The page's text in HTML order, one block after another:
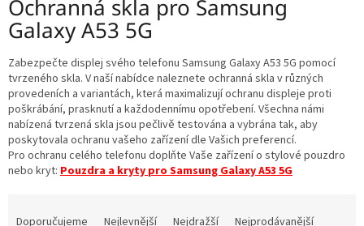
Ochranná skla pro Samsung
Galaxy A53 5G
Zabezpečte displej svého telefonu Samsung Galaxy A53 5G pomocí
tvrzeného skla. V naší nabídce naleznete ochranná skla v různých
provedeních a variantách, která maximalizují ochranu displeje proti
poškrábání, prasknutí a každodennímu opotřebení. Všechna námi
nabízená tvrzená skla jsou pečlivě testována a vybrána tak, aby
poskytovala ochranu vašeho zařízení dle Vašich preferencí.
Pro ochranu celého telefonu doplňte Vaše zařízení o stylové pouzdro
nebo kryt: Pouzdra a kryty pro Samsung Galaxy A53 5G
Doporučujeme Nejlevnější Nejdražší
Nejprodávanější